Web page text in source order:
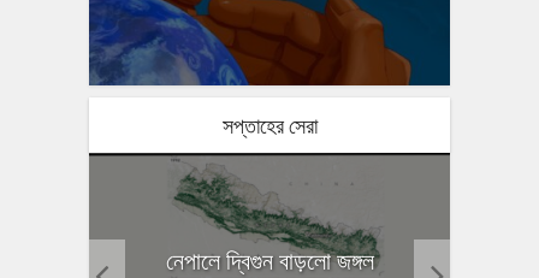
সপ্তাহের সেরা
নেপালে দ্বিগুন বাড়লো জঙ্গল